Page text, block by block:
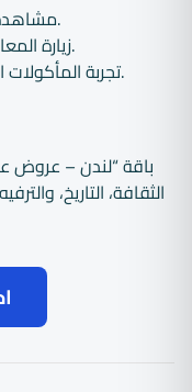
مشاهدة العروض المسرحية في ويست إند.
زيارة المعارض الفنية العالمية في متحف تيت.
تجربة المأكولات العالمية في مطاعم لندن المتنوعة.
باقة “لندن – عروض
الثقافة، التاريخ،